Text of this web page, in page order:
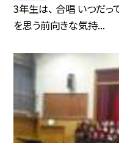
3年生は、 合唱 いつだっ
を思う前向きな気持...